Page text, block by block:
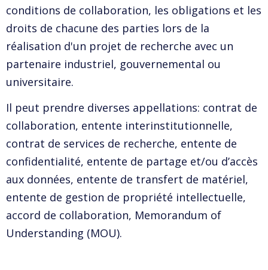
conditions de collaboration, les obligations et les
droits de chacune des parties lors de la
réalisation d'un projet de recherche avec un
partenaire industriel, gouvernemental ou
universitaire.
Il peut prendre diverses appellations: contrat de
collaboration, entente interinstitutionnelle,
contrat de services de recherche, entente de
confidentialité, entente de partage et/ou d’accès
aux données, entente de transfert de matériel,
entente de gestion de propriété intellectuelle,
accord de collaboration, Memorandum of
Understanding (MOU).